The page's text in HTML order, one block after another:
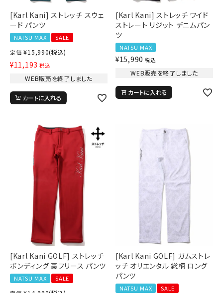
[Karl Kani] ストレッチ スウェ
ード パンツ
NATSU MAX
SALE
定価 ¥15,990(税込)
¥11,193 税込
WEB販売を終了しました
カートに入れる
[Karl Kani] ストレッチ ワイド
ストレート リジット デニムパン
ツ
NATSU MAX
¥15,990 税込
WEB販売を終了しました
カートに入れる
[Karl Kani GOLF] ストレッチ
ボンディング 裏フリース パンツ
NATSU MAX
SALE
[Karl Kani GOLF] ガムストレ
ッチ オリエンタル 総柄 ロング
パンツ
NATSU MAX
SALE